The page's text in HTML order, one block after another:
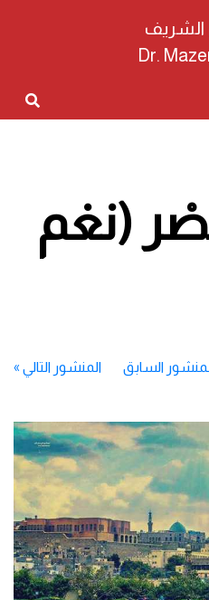
الشريف
Dr.
(نغم
السابق المنشور التالي »